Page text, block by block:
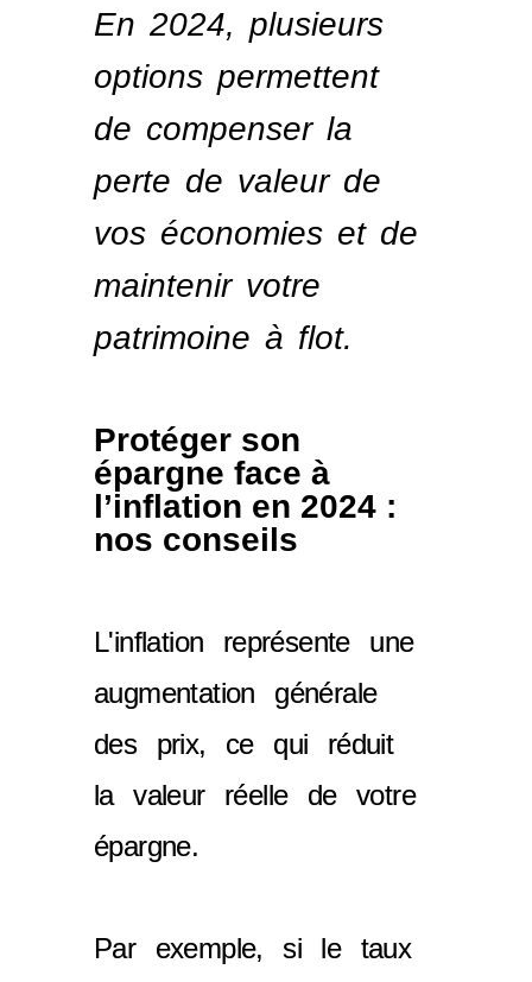
En 2024, plusieurs
options permettent
de compenser la
perte de valeur de
vos économies et de
maintenir votre
patrimoine à flot.
Protéger son
épargne face à
l’inflation en 2024 :
nos conseils
L'inflation représente une
augmentation générale
des prix, ce qui réduit
la valeur réelle de votre
épargne.
Par exemple, si le taux